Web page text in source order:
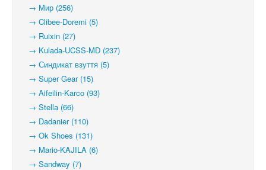
→ Мир (256)
→ Clibee-Doremi (5)
→ Ruixin (27)
→ Kulada-UCSS-MD (237)
→ Синдикат взуття (5)
→ Super Gear (15)
→ Aifeilin-Karco (93)
→ Stella (66)
→ Dadanier (110)
→ Ok Shoes (131)
→ Mario-KAJILA (6)
→ Sandway (7)